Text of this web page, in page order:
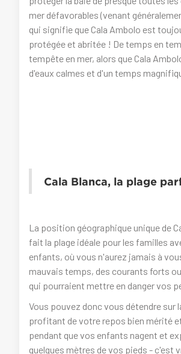
mer défavorables (venant
qui signifie que Cala Ambolo est
protégée et abritée ! De temps en
tempête en mer, alors que Cala
d'eaux calmes et d'un temps
Cala Blanca, la plage
La position géographique unique de
fait la plage idéale pour les familles
enfants, où vous n'aurez jamais à
mauvais temps, des courants forts
qui pourraient mettre en danger vos
Vous pouvez donc vous détendre sur
profitant de votre repos bien mérité
pendant que vos enfants nagent et
quelques mètres de vos pieds - c'est